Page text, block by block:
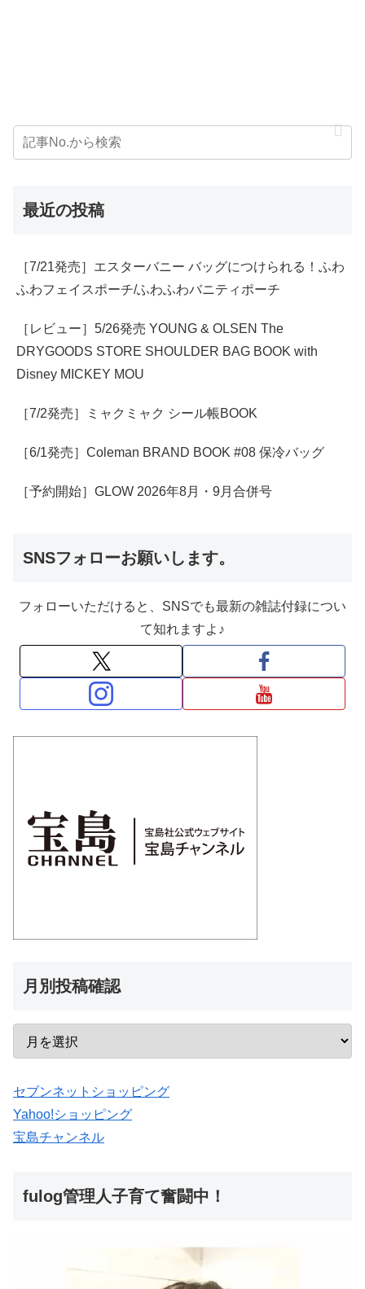
最近の投稿
［7/21発売］エスターバニー バッグにつけられる！ふわ
ふわフェイスポーチ/ふわふわバニティポーチ
［レビュー］5/26発売 YOUNG & OLSEN The
DRYGOODS STORE SHOULDER BAG BOOK with
Disney MICKEY MOU
［7/2発売］ミャクミャク シール帳BOOK
［6/1発売］Coleman BRAND BOOK #08 保冷バッグ
［予約開始］GLOW 2026年8月・9月合併号
SNSフォローお願いします。
フォローいただけると、SNSでも最新の雑誌付録につい
て知れますよ♪
月別投稿確認
セブンネットショッピング
Yahoo!ショッピング
宝島チャンネル
fulog管理人子育て奮闘中！